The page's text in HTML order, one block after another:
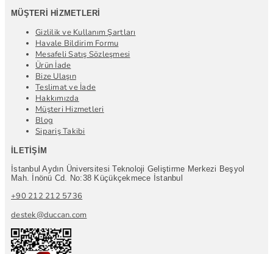
MÜŞTERI HIZMETLERI
Gizlilik ve Kullanım Şartları
Havale Bildirim Formu
Mesafeli Satış Sözleşmesi
Ürün İade
Bize Ulaşın
Teslimat ve İade
Hakkımızda
Müşteri Hizmetleri
Blog
Sipariş Takibi
İLETIŞIM
İstanbul Aydın Üniversitesi Teknoloji Geliştirme Merkezi Beşyol
Mah. İnönü Cd. No:38 Küçükçekmece İstanbul
+90 212 212 5736
destek@duccan.com